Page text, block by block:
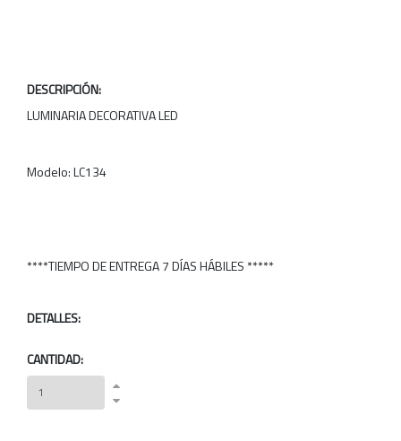
DESCRIPCIÓN:
LUMINARIA DECORATIVA LED
Modelo: LC134
****TIEMPO DE ENTREGA 7 DÍAS HÁBILES *****
DETALLES:
CANTIDAD: